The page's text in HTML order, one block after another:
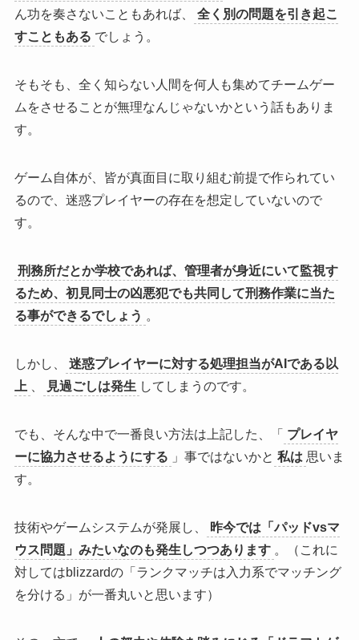
ん功を奏さないこともあれば、
全く別の問題を引き起こ
すこともある でしょう。
そもそも、 全く知らない人間を何人も集めてチームゲー
ムをさせることが無理なんじゃないかという話もありま
す。
ゲーム自体が、皆が真面目に取り組む前提で作られてい
るので、迷惑プレイヤーの存在を想定していないので
す。
刑務所だとか学校であれば、管理者が身近にいて監視す
るため、 初見同士の凶悪犯でも共同して刑務作業に当た
る事ができるでしょう 。
しかし、
迷惑プレイヤーに対する処理担当がAIである以
上 、 見過ごしは発生 してしまうのです。
でも、そんな中で一番良い方法は上記した、「
プレイヤ
ーに協力させるようにする
」事ではないかと 私は 思いま
す。
技術やゲームシステムが発展し、
昨今では「パッドvsマ
ウス問題」みたいなのも発生しつつあります 。（これに
対してはblizzardの「ランクマッチは入力系でマッチング
を分ける」が一番丸いと思います）